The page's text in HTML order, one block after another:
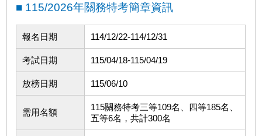
■ 115/2026年關務特考簡章資訊
報名日期 114/12/22-114/12/31
考試日期 115/04/18-115/04/19
放榜日期 115/06/10
需用名額
115關務特考三等109名、四等185名、
五等6名，共計300名